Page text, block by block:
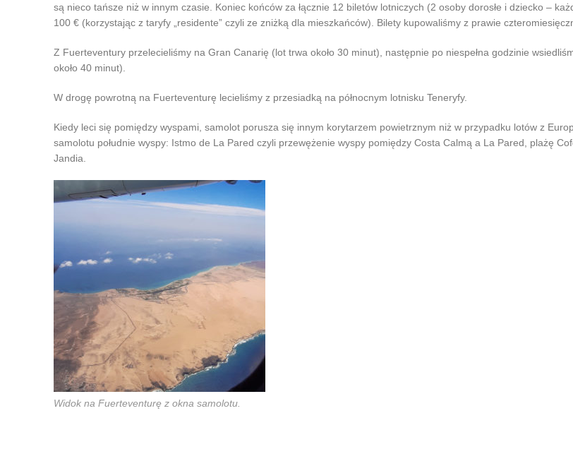
są nieco tańsze niż w innym czasie. Koniec końców za łącznie 12 biletów lotniczych (2 osoby dorosłe i dziecko –
100 € (korzystając z taryfy „residente” czyli ze zniżką dla mieszkańców). Bilety kupowaliśmy z prawie
Z Fuerteventury przelecieliśmy na Gran Canarię (lot trwa około 30 minut), następnie po niespełna godzinie
około 40 minut).
W drogę powrotną na Fuerteventurę lecieliśmy z przesiadką na północnym lotnisku Teneryfy.
Kiedy leci się pomiędzy wyspami, samolot porusza się innym korytarzem powietrznym niż w przypadku lotów z
samolotu południe wyspy: Istmo de La Pared czyli przewężenie wyspy pomiędzy Costa Calmą a La Pared, plażę
Jandia.
Widok na Fuerteventurę z okna samolotu.